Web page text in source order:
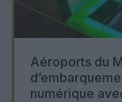
Aéroports du
numérique